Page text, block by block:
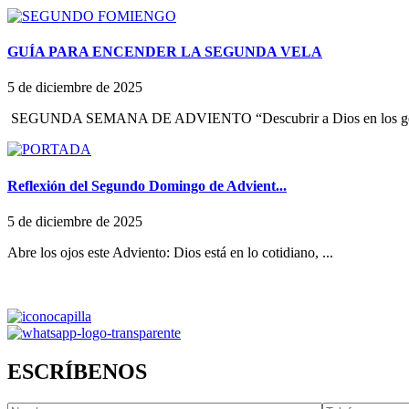
GUÍA PARA ENCENDER LA SEGUNDA VELA
5 de diciembre de 2025
SEGUNDA SEMANA DE ADVIENTO “Descubrir a Dios en los
Reflexión del Segundo Domingo de Advient...
5 de diciembre de 2025
Abre los ojos este Adviento: Dios está en lo cotidiano, ...
ESCRÍBENOS